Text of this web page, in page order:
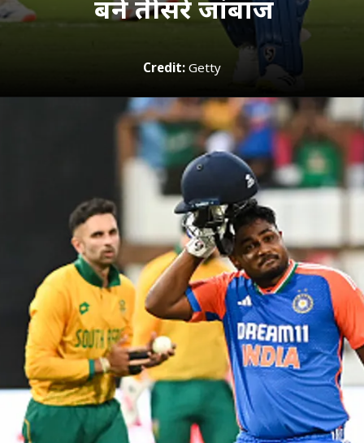
बने तीसरे जांबाज
Credit: Getty